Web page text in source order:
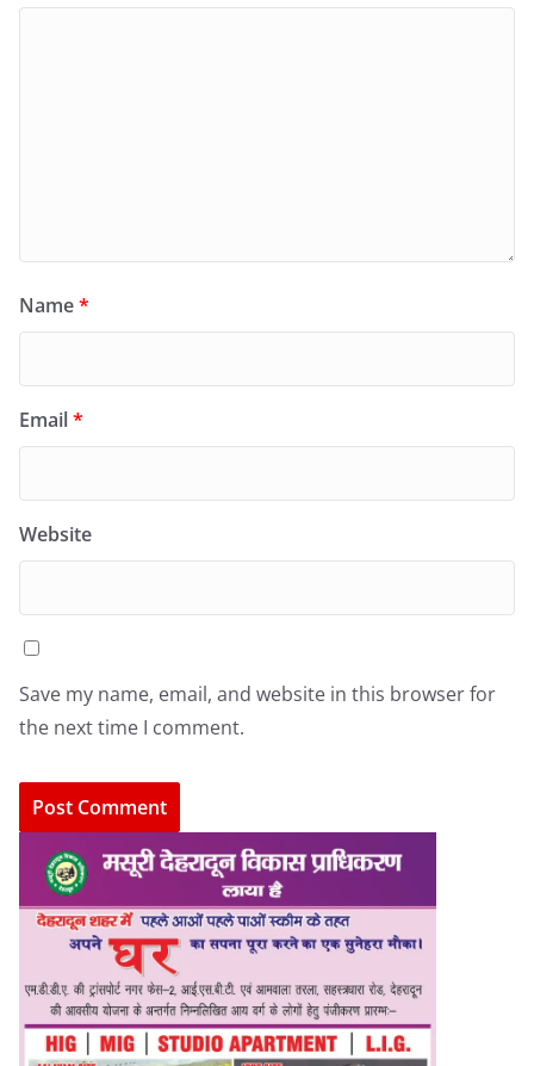
Name*
Email*
Website
Save my name, email, and website in this browser for
the next time I comment.